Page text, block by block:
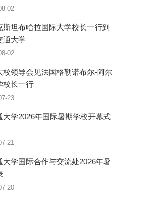
02
斯坦布哈拉国际大学校长一行到
通大学
02
校领导会见法国格勒诺布尔-阿尔
校长一行
23
大学2026年国际暑期学校开幕式
21
大学国际合作与交流处2026年暑
20